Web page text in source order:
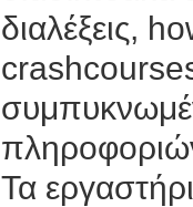
διαλέξεις,
Τα